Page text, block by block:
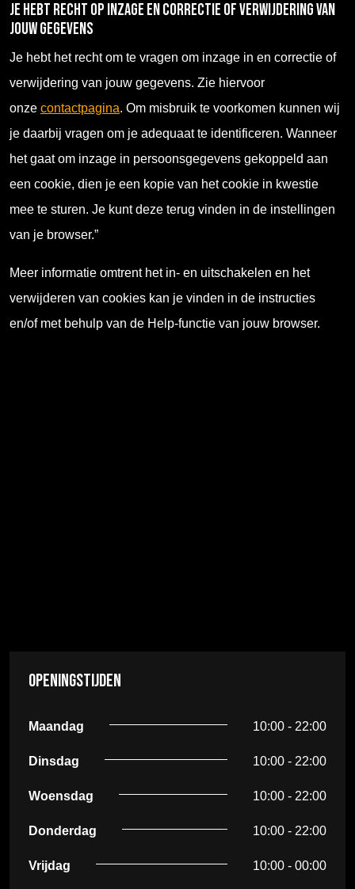
Je hebt recht op inzage en correctie of verwijdering van
jouw gegevens
Je hebt het recht om te vragen om inzage in en correctie of
verwijdering van jouw gegevens. Zie hiervoor
onze contactpagina. Om misbruik te voorkomen kunnen wij
je daarbij vragen om je adequaat te identificeren. Wanneer
het gaat om inzage in persoonsgegevens gekoppeld aan
een cookie, dien je een kopie van het cookie in kwestie
mee te sturen. Je kunt deze terug vinden in de instellingen
van je browser.”
Meer informatie omtrent het in- en uitschakelen en het
verwijderen van cookies kan je vinden in de instructies
en/of met behulp van de Help-functie van jouw browser.
Openingstijden
Maandag 10:00 - 22:00
Dinsdag 10:00 - 22:00
Woensdag 10:00 - 22:00
Donderdag 10:00 - 22:00
Vrijdag 10:00 - 00:00